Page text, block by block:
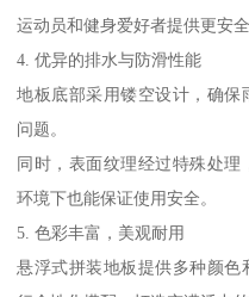
运动员和健身爱好者提供更安全
4. 优异的排水与防滑性能
地板底部采用镂空设计，确保
问题。
同时，表面纹理经过特殊处
环境下也能保证使用安全。
5. 色彩丰富，美观耐用
悬浮式拼装地板提供多种颜